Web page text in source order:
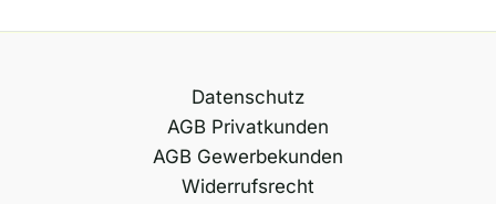
Datenschutz
AGB Privatkunden
AGB Gewerbekunden
Widerrufsrecht